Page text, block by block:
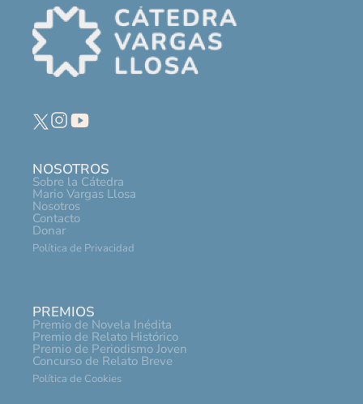
NOSOTROS
Sobre la Cátedra
Mario Vargas Llosa
Nosotros
Contacto
Donar
Política de Privacidad
PREMIOS
Premio de Novela Inédita
Premio de Relato Histórico
Premio de Periodismo Joven
Concurso de Relato Breve
Política de Cookies